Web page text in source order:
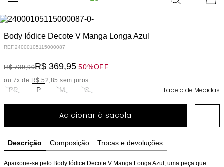
Body Iódice Decote V Manga Longa Azul
REF.24000105115000087
R$ 739,90R$ 369,95 50%OFF
ou 7x de R$ 52,85 sem juros
PP P M G Tabela de Medidas
Adicionar à sacola
Descrição Composição Trocas e devoluções
Apaixone-se pelo Body Iódice Decote V Manga Longa Azul, uma peça que